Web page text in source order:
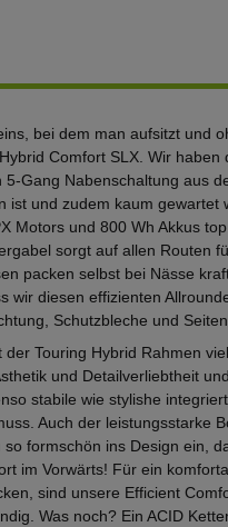
bei dem man aufsitzt und
Comfort SLX. Wir
Gang Nabenschaltung aus
ist und zudem kaum
Motors und 800 Wh Akkus
sorgt auf allen Routen
packen selbst bei Nässe
wir diesen effizienten
Schutzbleche und
Touring Hybrid Rahmen
und Detailverliebtheit
stabile wie stylishe
Auch der leistungsstarke
so formschön ins Design ein,
im Vorwärts! Für ein
sind unsere Efficient
Was noch? Ein ACID